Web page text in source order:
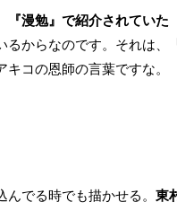
『漫勉』で紹介されていた
からなのです。それは、
コの恩師の言葉ですな。
でる時でも描かせる。 東